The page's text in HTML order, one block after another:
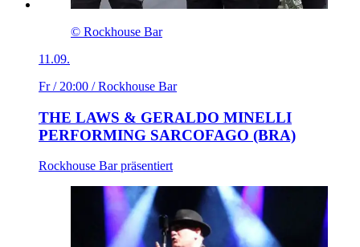
© Rockhouse Bar
11.09.
Fr / 20:00 / Rockhouse Bar
THE LAWS & GERALDO MINELLI
PERFORMING SARCOFAGO (BRA)
Rockhouse Bar präsentiert